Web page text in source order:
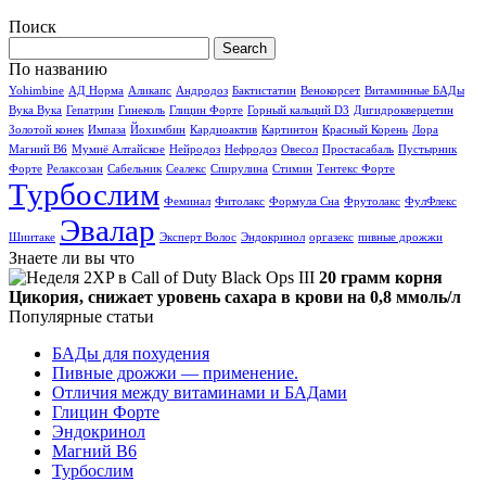
Поиск
По названию
Yohimbine АД Норма Аликапс Андродоз Бактистатин Венокорсет Витаминные БАДы
Вука Вука Гепатрин Гинеколь Глицин Форте Горный кальций D3 Дигидрокверцетин
Золотой конек Импаза Йохимбин Кардиоактив Картинтон Красный Корень Лора
Магний В6 Мумиё Алтайское Нейродоз Нефродоз Овесол Простасабаль Пустырник
Форте Релаксозан Сабельник Сеалекс Спирулина Стимин Тентекс Форте
Турбослим Феминал Фитолакс Формула Cна Фрутолакс ФулФлекс
Шиитаке Эвалар Эксперт Волос Эндокринол оргазекс пивные дрожжи
Знаете ли вы что
20 грамм корня
Цикория, снижает уровень сахара в крови на 0,8 ммоль/л
Популярные статьи
БАДы для похудения
Пивные дрожжи — применение.
Отличия между витаминами и БАДами
Глицин Форте
Эндокринол
Магний В6
Турбослим